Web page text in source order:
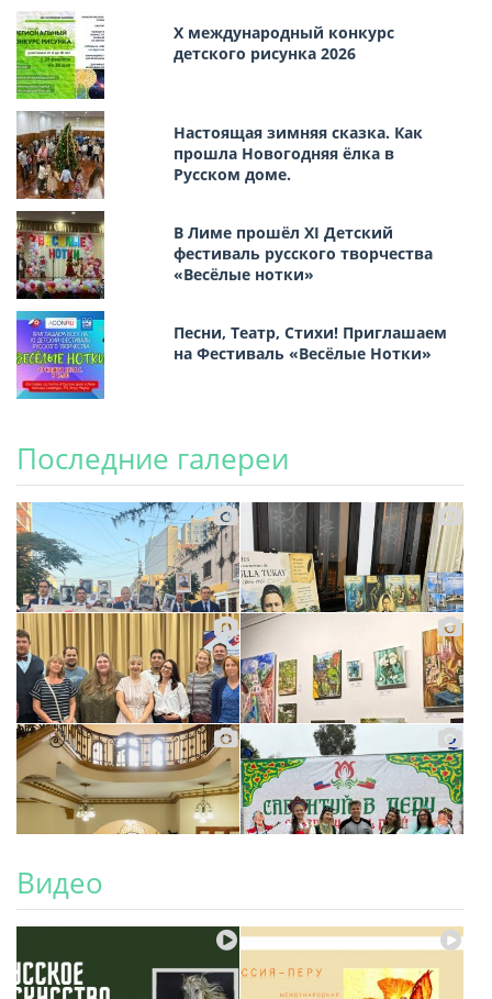
Х международный конкурс
детского рисунка 2026
Настоящая зимняя сказка. Как
прошла Новогодняя ёлка в
Русском доме.
В Лиме прошёл XI Детский
фестиваль русского творчества
«Весёлые нотки»
Песни, Театр, Стихи! Приглашаем
на Фестиваль «Весёлые Нотки»
Последние галереи
Видео